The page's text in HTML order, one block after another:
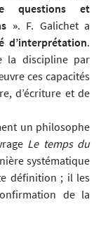
questions et
». F. Galichet a
d’interprétation.
la discipline par
ces capacités
d’écriture et de
un philosophe
Le temps du
systématique
définition ; il les
de la